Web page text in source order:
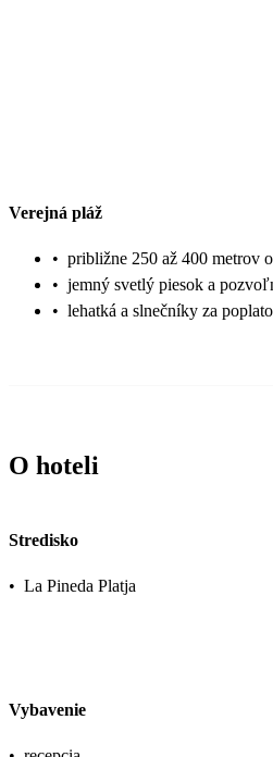
Verejná pláž
• približne 250 až 400 metrov
• jemný svetlý piesok a
• lehatká a slnečníky za
O hoteli
Stredisko
• La Pineda Platja
Vybavenie